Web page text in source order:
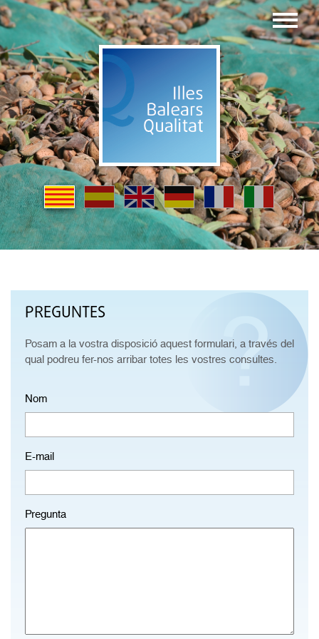
PREGUNTES
Posam a la vostra disposició aquest formulari, a través del
qual podreu fer-nos arribar totes les vostres consultes.
Nom
E-mail
Pregunta